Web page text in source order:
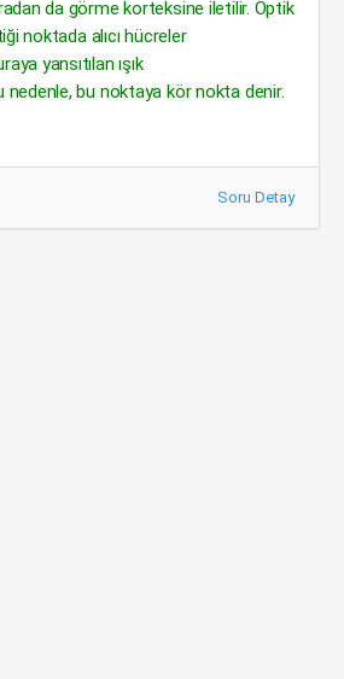
da görme korteksine iletilir. Optik
noktada alıcı hücreler
yansıtılan ışık
nedenle, bu noktaya kör nokta denir.
Soru Detay